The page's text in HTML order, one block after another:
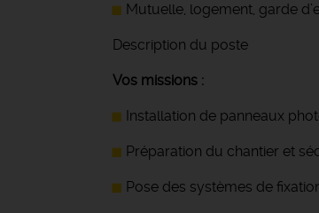
Mutuelle, logement, garde
Description du poste
Vos missions :
Installation de panneaux
Préparation du chantier et
Pose des systèmes de